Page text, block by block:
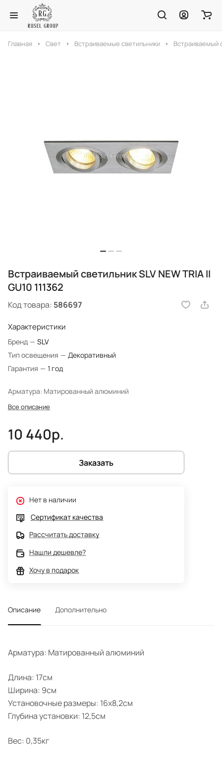
Главная Свет Встраиваемые светильники Встраиваемый
Встраиваемый светильник SLV NEW TRIA II
GU10 111362
Код товара: 586697
Характеристики
Бренд — SLV
Тип освещения — Декоративный
Гарантия — 1 год
Арматура: Матированный алюминий
Все описание
10 440р.
Заказать
Нет в наличии
Сертификат качества
Рассчитать доставку
Нашли дешевле?
Хочу в подарок
Описание Дополнительно
Арматура: Матированный алюминий
Длина: 17см
Ширина: 9см
Установочные размеры: 16x8,2см
Глубина установки: 12,5см
Вес: 0,35кг